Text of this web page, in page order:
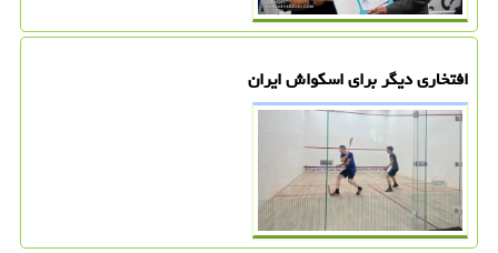
افتخاری دیگر برای اسکواش ایران